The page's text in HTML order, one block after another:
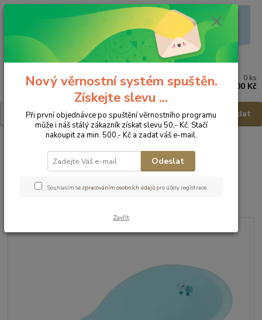
Menu
Hledat
0 ks
0,00 Kč
Kočička - 102cm
TEGA BABY Vanička Pejsek a
Kočička - 102cm
Nový věrnostní systém spuštěn.
Získejte slevu ...
Při první objednávce po spuštění věrnostního programu
může i náš stálý zákazník získat slevu 50,- Kč. Stačí
nakoupit za min. 500,- Kč a zadat váš e-mail.
Odeslat
Souhlasím se zpracováním osobních údajů pro účely registrace.
Zavřít